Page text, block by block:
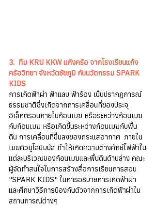
3. ทีม KRU KKW แก้งคร้อ จากโรงเรียนแก้ง
คร้อวิทยา จังหวัดชัยภูมิ กับนวัตกรรม SPARK
KIDS
การเกิดฟ้าผ่า ฟ้าแลบ ฟ้าร้อง เป็นปรากฏการณ์
ธรรมชาติซึ่งเกิดจากการเคลื่อนที่ของประจุ
อิเล็กตรอนภายในก้อนเมฆ หรือระหว่างก้อนเมฆ
กับก้อนเมฆ หรือเกิดขึ้นระหว่างก้อนเมฆกับพื้น
ดิน การเคลื่อนที่ขึ้นลงของกระแสอากาศ  ภายใน
เมฆคิวมูโลนิมบัส ทำให้เกิดความต่างศักย์ไฟฟ้าใน
แต่ละบริเวณของก้อนเมฆและพื้นดินด้านล่าง คณะ
ผู้จัดทำสนใจในการสร้างสื่อการเรียนการสอน
"SPARK KIDS" ในการอธิบายการเกิดฟ้าผ่า
และศึกษาวิธีการป้องกันตัวจากการเกิดฟ้าผ่าใน
สถานการณ์ต่างๆ